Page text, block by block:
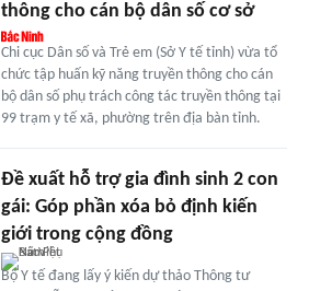
thông cho cán bộ dân số cơ sở
Chi cục Dân số và Trẻ em (Sở Y tế tỉnh) vừa tổ
chức tập huấn kỹ năng truyền thông cho cán
bộ dân số phụ trách công tác truyền thông tại
99 trạm y tế xã, phường trên địa bàn tỉnh.
Đề xuất hỗ trợ gia đình sinh 2 con
gái: Góp phần xóa bỏ định kiến
giới trong cộng đồng
Bộ Y tế đang lấy ý kiến dự thảo Thông tư